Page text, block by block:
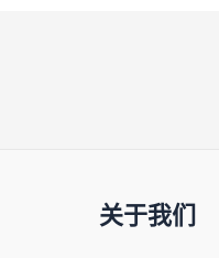
关于我们